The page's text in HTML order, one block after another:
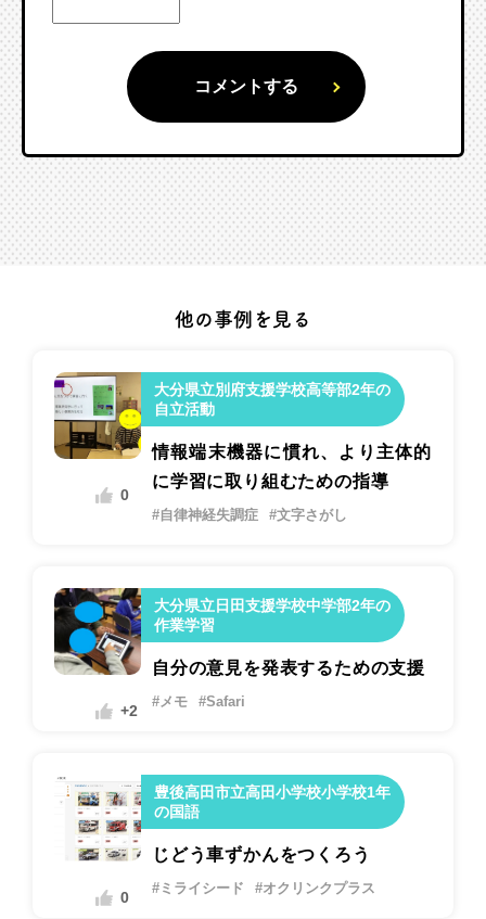
他の事例を見る
大分県立別府支援学校高等部2年の
自立活動
0
情報端末機器に慣れ、より主体的
に学習に取り組むための指導
#自律神経失調症 #文字さがし
大分県立日田支援学校中学部2年の
作業学習
+2
自分の意見を発表するための支援
#メモ #Safari
豊後高田市立高田小学校小学校1年
の国語
0
じどう車ずかんをつくろう
#ミライシード #オクリンクプラス